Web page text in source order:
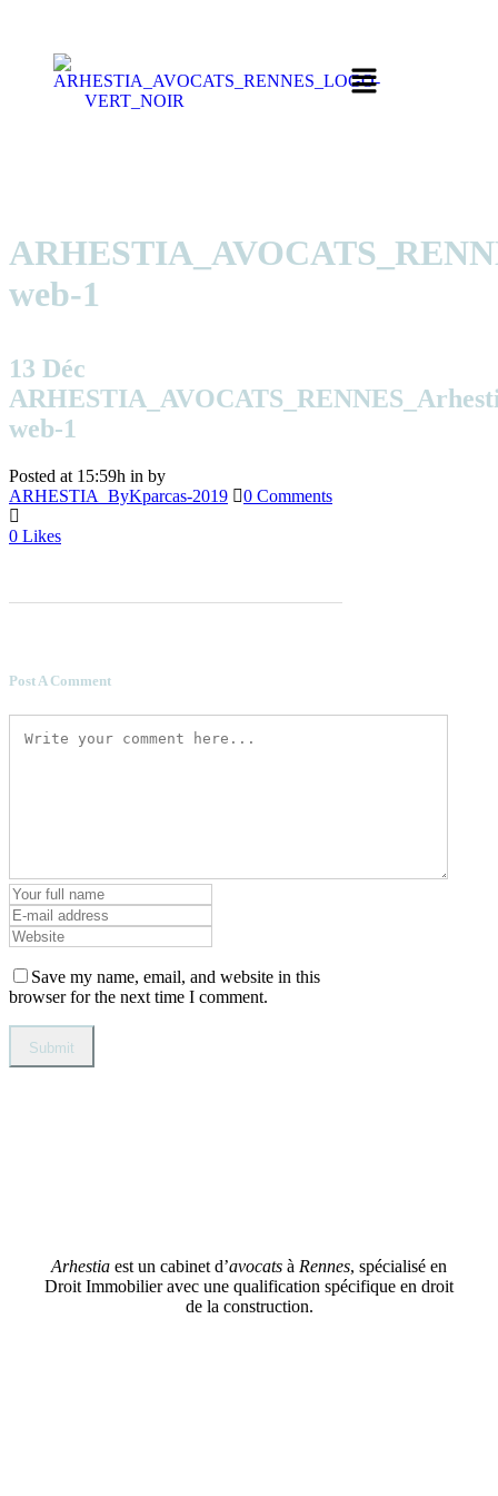
web-1
13 Déc
web-1
Posted at 15:59h in by
ARHESTIA_ByKparcas-2019
0 Comments
0 Likes
Post A Comment
Save my name, email, and website in this
browser for the next time I comment.
Arhestia est un cabinet d’avocats à Rennes, spécialisé en
Droit Immobilier avec une qualification spécifique en droit
de la construction.